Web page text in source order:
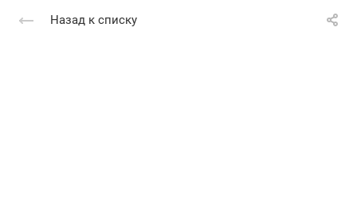
Назад к списку